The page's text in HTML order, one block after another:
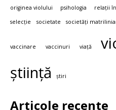
originea violului psihologia relații
selecție
societate societăți
vaccinare vaccinuri viață
știință știri
Articole recente